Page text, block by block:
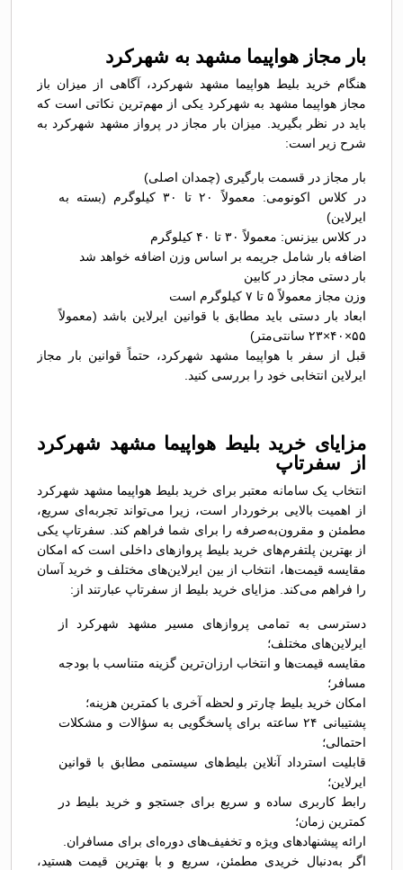
بار مجاز هواپیما مشهد به شهرکرد
هنگام خرید بلیط هواپیما مشهد شهرکرد، آگاهی از میزان باز
مجاز هواپیما مشهد به شهرکرد یکی از مهم‌ترین نکاتی است که
باید در نظر بگیرید. میزان بار مجاز در پرواز مشهد شهرکرد به
شرح زیر است:
بار مجاز در قسمت بارگیری (چمدان اصلی)
در کلاس اکونومی: معمولاً ۲۰ تا ۳۰ کیلوگرم (بسته به
ایرلاین)
در کلاس بیزنس: معمولاً ۳۰ تا ۴۰ کیلوگرم
اضافه بار شامل جریمه بر اساس وزن اضافه خواهد شد
بار دستی مجاز در کابین
وزن مجاز معمولاً ۵ تا ۷ کیلوگرم است
ابعاد بار دستی باید مطابق با قوانین ایرلاین باشد (معمولاً
۵۵×۴۰×۲۳ سانتی‌متر)
قبل از سفر با هواپیما مشهد شهرکرد، حتماً قوانین بار مجاز
ایرلاین انتخابی خود را بررسی کنید.
مزایای خرید بلیط هواپیما مشهد شهرکرد
از سفرتاپ
انتخاب یک سامانه معتبر برای خرید بلیط هواپیما مشهد شهرکرد
از اهمیت بالایی برخوردار است، زیرا می‌تواند تجربه‌ای سریع،
مطمئن و مقرون‌به‌صرفه را برای شما فراهم کند. سفرتاپ یکی
از بهترین پلتفرم‌های خرید بلیط پروازهای داخلی است که امکان
مقایسه قیمت‌ها، انتخاب از بین ایرلاین‌های مختلف و خرید آسان
را فراهم می‌کند. مزایای خرید بلیط از سفرتاپ عبارتند از:
دسترسی به تمامی پروازهای مسیر مشهد شهرکرد از
ایرلاین‌های مختلف؛
مقایسه قیمت‌ها و انتخاب ارزان‌ترین گزینه متناسب با بودجه
مسافر؛
امکان خرید بلیط چارتر و لحظه آخری با کمترین هزینه؛
پشتیبانی ۲۴ ساعته برای پاسخگویی به سؤالات و مشکلات
احتمالی؛
قابلیت استرداد آنلاین بلیط‌های سیستمی مطابق با قوانین
ایرلاین؛
رابط کاربری ساده و سریع برای جستجو و خرید بلیط در
کمترین زمان؛
ارائه پیشنهادهای ویژه و تخفیف‌های دوره‌ای برای مسافران.
اگر به‌دنبال خریدی مطمئن، سریع و با بهترین قیمت هستید،